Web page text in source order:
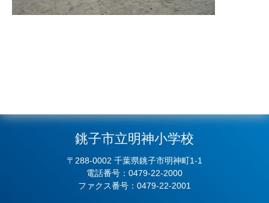
銚子市立明神小学校
〒288-0002 千葉県銚子市明神町1-1
電話番号：0479-22-2000
ファクス番号：0479-22-2001